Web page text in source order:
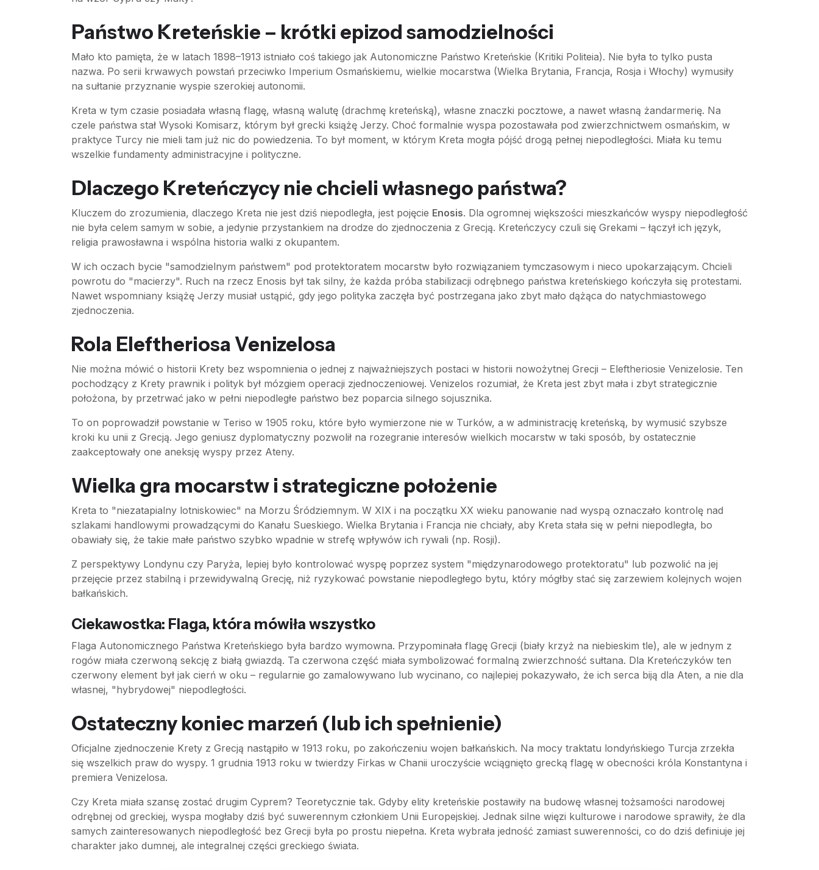
Państwo Kreteńskie – krótki epizod samodzielności
Mało kto pamięta, że w latach 1898–1913 istniało coś takiego jak Autonomiczne Państwo Kreteńskie (Kritiki Politeia). Nie była to tylko pusta
nazwa. Po serii krwawych powstań przeciwko Imperium Osmańskiemu, wielkie mocarstwa (Wielka Brytania, Francja, Rosja i Włochy) wymusiły
na sułtanie przyznanie wyspie szerokiej autonomii.
Kreta w tym czasie posiadała własną flagę, własną walutę (drachmę kreteńską), własne znaczki pocztowe, a nawet własną żandarmerię. Na
czele państwa stał Wysoki Komisarz, którym był grecki książę Jerzy. Choć formalnie wyspa pozostawała pod zwierzchnictwem osmańskim, w
praktyce Turcy nie mieli tam już nic do powiedzenia. To był moment, w którym Kreta mogła pójść drogą pełnej niepodległości. Miała ku temu
wszelkie fundamenty administracyjne i polityczne.
Dlaczego Kreteńczycy nie chcieli własnego państwa?
Kluczem do zrozumienia, dlaczego Kreta nie jest dziś niepodległa, jest pojęcie Enosis. Dla ogromnej większości mieszkańców wyspy niepodległość
nie była celem samym w sobie, a jedynie przystankiem na drodze do zjednoczenia z Grecją. Kreteńczycy czuli się Grekami – łączył ich język,
religia prawosławna i wspólna historia walki z okupantem.
W ich oczach bycie "samodzielnym państwem" pod protektoratem mocarstw było rozwiązaniem tymczasowym i nieco upokarzającym. Chcieli
powrotu do "macierzy". Ruch na rzecz Enosis był tak silny, że każda próba stabilizacji odrębnego państwa kreteńskiego kończyła się protestami.
Nawet wspomniany książę Jerzy musiał ustąpić, gdy jego polityka zaczęła być postrzegana jako zbyt mało dążąca do natychmiastowego
zjednoczenia.
Rola Eleftheriosa Venizelosa
Nie można mówić o historii Krety bez wspomnienia o jednej z najważniejszych postaci w historii nowożytnej Grecji – Eleftheriosie Venizelosie. Ten
pochodzący z Krety prawnik i polityk był mózgiem operacji zjednoczeniowej. Venizelos rozumiał, że Kreta jest zbyt mała i zbyt strategicznie
położona, by przetrwać jako w pełni niepodległe państwo bez poparcia silnego sojusznika.
To on poprowadził powstanie w Teriso w 1905 roku, które było wymierzone nie w Turków, a w administrację kreteńską, by wymusić szybsze
kroki ku unii z Grecją. Jego geniusz dyplomatyczny pozwolił na rozegranie interesów wielkich mocarstw w taki sposób, by ostatecznie
zaakceptowały one aneksję wyspy przez Ateny.
Wielka gra mocarstw i strategiczne położenie
Kreta to "niezatapialny lotniskowiec" na Morzu Śródziemnym. W XIX i na początku XX wieku panowanie nad wyspą oznaczało kontrolę nad
szlakami handlowymi prowadzącymi do Kanału Sueskiego. Wielka Brytania i Francja nie chciały, aby Kreta stała się w pełni niepodległa, bo
obawiały się, że takie małe państwo szybko wpadnie w strefę wpływów ich rywali (np. Rosji).
Z perspektywy Londynu czy Paryża, lepiej było kontrolować wyspę poprzez system "międzynarodowego protektoratu" lub pozwolić na jej
przejęcie przez stabilną i przewidywalną Grecję, niż ryzykować powstanie niepodległego bytu, który mógłby stać się zarzewiem kolejnych wojen
bałkańskich.
Ciekawostka: Flaga, która mówiła wszystko
Flaga Autonomicznego Państwa Kreteńskiego była bardzo wymowna. Przypominała flagę Grecji (biały krzyż na niebieskim tle), ale w jednym z
rogów miała czerwoną sekcję z białą gwiazdą. Ta czerwona część miała symbolizować formalną zwierzchność sułtana. Dla Kreteńczyków ten
czerwony element był jak cierń w oku – regularnie go zamalowywano lub wycinano, co najlepiej pokazywało, że ich serca biją dla Aten, a nie dla
własnej, "hybrydowej" niepodległości.
Ostateczny koniec marzeń (lub ich spełnienie)
Oficjalne zjednoczenie Krety z Grecją nastąpiło w 1913 roku, po zakończeniu wojen bałkańskich. Na mocy traktatu londyńskiego Turcja zrzekła
się wszelkich praw do wyspy. 1 grudnia 1913 roku w twierdzy Firkas w Chanii uroczyście wciągnięto grecką flagę w obecności króla Konstantyna i
premiera Venizelosa.
Czy Kreta miała szansę zostać drugim Cyprem? Teoretycznie tak. Gdyby elity kreteńskie postawiły na budowę własnej tożsamości narodowej
odrębnej od greckiej, wyspa mogłaby dziś być suwerennym członkiem Unii Europejskiej. Jednak silne więzi kulturowe i narodowe sprawiły, że dla
samych zainteresowanych niepodległość bez Grecji była po prostu niepełna. Kreta wybrała jedność zamiast suwerenności, co do dziś definiuje jej
charakter jako dumnej, ale integralnej części greckiego świata.